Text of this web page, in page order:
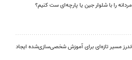
را با شلوار جین یا پارچه‌ای ست کنیم؟
مسیر تازه‌ای برای آموزش شخصی‌سازی‌شده ایجاد